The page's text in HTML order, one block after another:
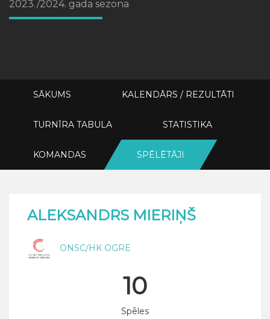
2023./2024. gada sezona
SĀKUMS KALENDĀRS / REZULTĀTI
TURNĪRA TABULA STATISTIKA
KOMANDAS SPĒLĒTĀJI
ALEKSANDRS MIERIŅŠ
ONSC/HK OGRE
10
Spēles